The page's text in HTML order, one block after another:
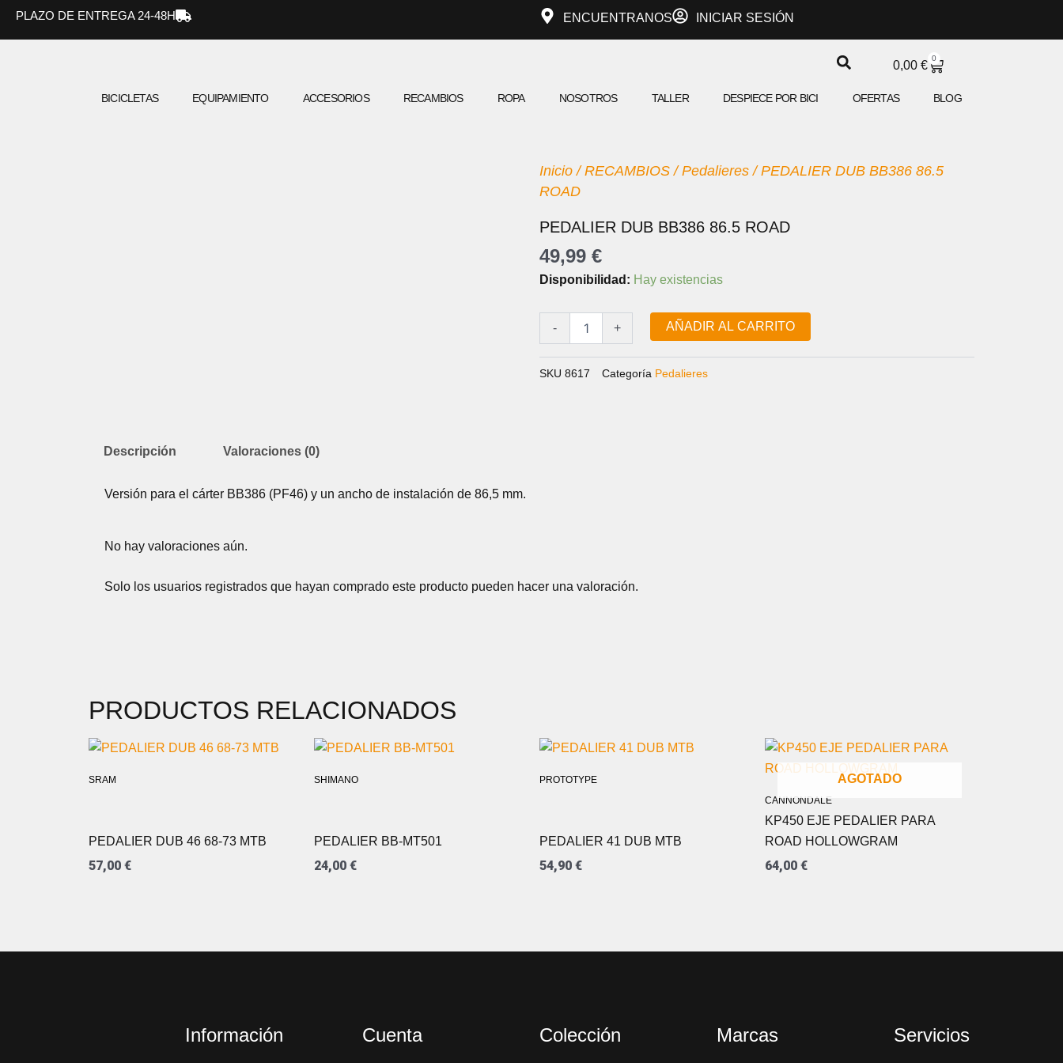
PLAZO DE ENTREGA 24-48H ENCUENTRANOS INICIAR SESIÓN
0,00 €
0
CARRITO
BICICLETAS EQUIPAMIENTO ACCESORIOS RECAMBIOS ROPA NOSOTROS TALLER DESPIECE POR BICI OFERTAS BLOG
Inicio /RECAMBIOS /Pedalieres / PEDALIER DUB BB386 86.5
ROAD
PEDALIER DUB BB386 86.5 ROAD
49,99 €
Disponibilidad: Hay existencias
-
PEDALIER
ROAD
cantidad
+ AÑADIR AL CARRITO
SKU 8617 Categoría Pedalieres
Descripción Valoraciones (0)
Versión para el cárter BB386 (PF46) y un ancho de instalación de 86,5 mm.
No hay valoraciones aún.
Solo los usuarios registrados que hayan comprado este producto pueden hacer una valoración.
PRODUCTOS RELACIONADOS
SRAM
PEDALIER DUB 46 68-73 MTB
57,00 €
SHIMANO
PEDALIER BB-MT501
24,00 €
PROTOTYPE
PEDALIER 41 DUB MTB
54,90 €
AGOTADO
CANNONDALE
KP450 EJE PEDALIER PARA
ROAD HOLLOWGRAM
64,00 €
Información Cuenta Colección Marcas Servicios